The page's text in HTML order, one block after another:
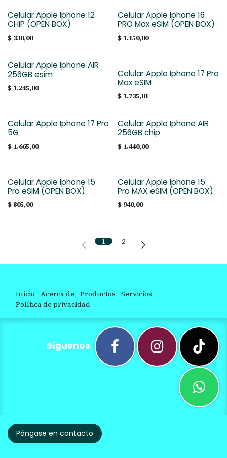
Celular Apple Iphone 12
CHIP (OPEN BOX)
$ 330,00
Celular Apple Iphone 16
PRO Max eSIM (OPEN BOX)
$ 1.150,00
Celular Apple Iphone AIR
256GB esim
$ 1.245,00
Celular Apple Iphone 17 Pro
Max eSIM
$ 1.735,01
Celular Apple Iphone 17 Pro
5G
$ 1.665,00
Celular Apple Iphone AIR
256GB chip
$ 1.440,00
Celular Apple Iphone 15
Pro eSIM (OPEN BOX)
$ 805,00
Celular Apple Iphone 15
Pro MAX eSIM (OPEN BOX)
$ 940,00
1 2
Inicio Acerca de Productos Servicios
Política de privacidad
Síguenos
Póngase en contacto